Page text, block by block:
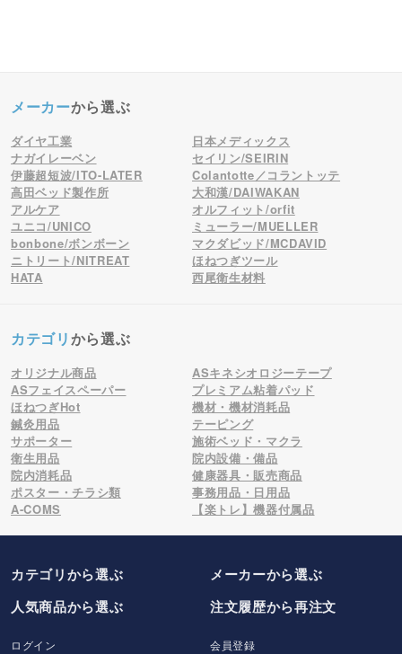
メーカーから選ぶ
ダイヤ工業
日本メディックス
ナガイレーベン
セイリン/SEIRIN
伊藤超短波/ITO-LATER
Colantotte／コラントッテ
高田ベッド製作所
大和漢/DAIWAKAN
アルケア
オルフィット/orfit
ユニコ/UNICO
ミューラー/MUELLER
bonbone/ボンボーン
マクダビッド/MCDAVID
ニトリート/NITREAT
ほねつぎツール
HATA
西尾衛生材料
カテゴリから選ぶ
オリジナル商品
ASキネシオロジーテープ
ASフェイスペーパー
プレミアム粘着パッド
ほねつぎHot
機材・機材消耗品
鍼灸用品
テーピング
サポーター
施術ベッド・マクラ
衛生用品
院内設備・備品
院内消耗品
健康器具・販売商品
ポスター・チラシ類
事務用品・日用品
A-COMS
【楽トレ】機器付属品
カテゴリから選ぶ メーカーから選ぶ
人気商品から選ぶ
注文履歴から再注文
ログイン 会員登録